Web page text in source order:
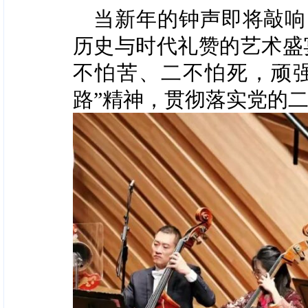
当新年的钟声即将敲
历史与时代礼赞的艺术
不怕苦、二不怕死，顽
路”精神，贯彻落实党的